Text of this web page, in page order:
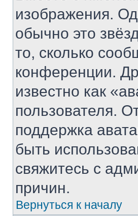
изображения.
обычно это
то, сколько
конференции.
известно как
пользователя.
поддержка
быть
свяжитесь с
причин.
Вернуться к началу